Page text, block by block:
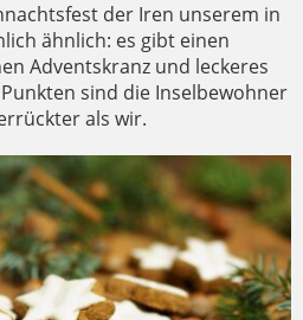
der Iren unserem in
ähnlich: es gibt einen
Adventskranz und leckeres
sind die Inselbewohner
als wir.